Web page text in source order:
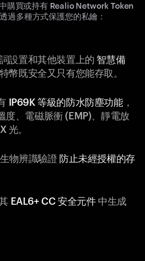
購買或持有 Realio Network Token
過多種方式保護您的私鑰：
設置和其他裝置上的 智慧備
幣既安全又只有您能存取。
IP69K 等級的防水防塵功能，
度、電磁脈衝 (EMP)、靜電放
光。
物辨識驗證 防止未經授權的存
EAL6+ CC 安全元件中生成